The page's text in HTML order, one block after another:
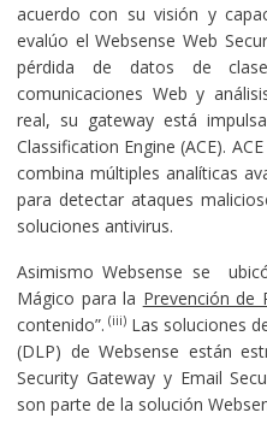
acuerdo con su visión y
evalúo el Websense Web
pérdida de datos de
comunicaciones Web y
real, su gateway está
Classification Engine (ACE).
combina múltiples analíticas
para detectar ataques
soluciones antivirus.
Asimismo Websense se
Mágico para la Prevención de
contenido”. (iii) Las soluciones
(DLP) de Websense están
Security Gateway y Email
son parte de la solución